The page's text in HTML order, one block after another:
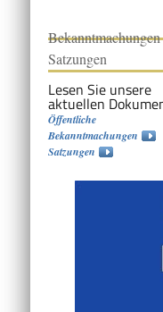
Satzungen
Lesen Sie unsere
aktuellen
Öffentliche
Bekanntmachungen
Satzungen